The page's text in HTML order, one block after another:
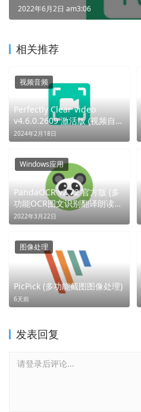
2022年6月2日 am3:06
相关推荐
Perfectly Clear Video
v4.6.0.2609 激活版 (视频自动
校色) (一键校色，视界新生)
2024年2月18日
视频音频
PandaOCR v2.72 官方版 (多
功能OCR图文识别翻译朗读工
具) (识图翻译，全能神器)
2022年3月22日
Windows应用
PicPick (多功能截图图像处理)
6天前
图像处理
发表回复
请登录后评论...